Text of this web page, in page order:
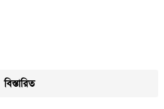
বিস্তারিত